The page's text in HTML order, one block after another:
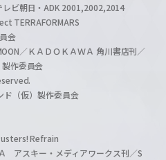
ビ朝日・ADK 2001,2002,2014
TERRAFORMARS
会
／ＫＡＤＯＫＡＷＡ 角川書店刊／
作委員会
（仮）製作委員会
Refrain
アスキー・メディアワークス刊／S